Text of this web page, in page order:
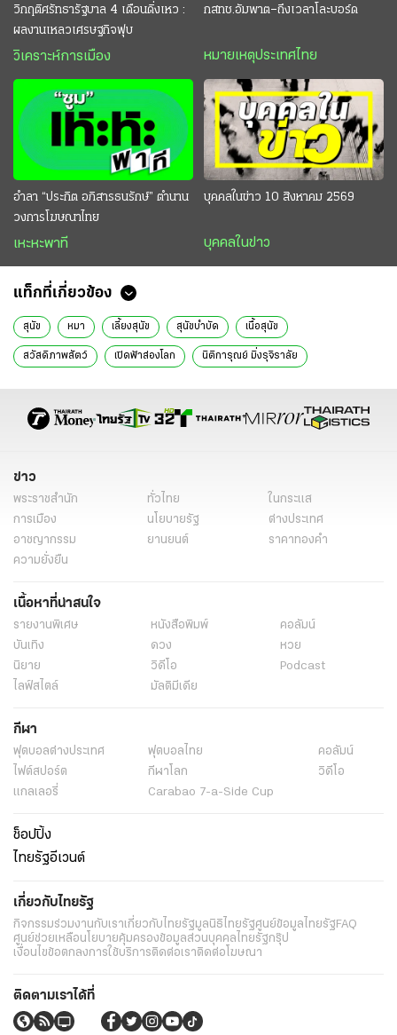
วิกฤติศรัทธารัฐบาล 4 เดือนดิ่งเหว :
ผลงานเหลวเศรษฐกิจฟุบ
วิเคราะห์การเมือง
กสทช.อัมพาต–ถึงเวลาโละบอร์ด
หมายเหตุประเทศไทย
อำลา “ประกิต อภิสารธนรักษ์” ตำนาน
วงการโฆษณาไทย
เหะหะพาที
บุคคลในข่าว 10 สิงหาคม 2569
บุคคลในข่าว
แท็กที่เกี่ยวข้อง
สุนัข หมา เลี้ยงสุนัข สุนัขบำบัด เนื้อสุนัข
สวัสดิภาพสัตว์ เปิดฟ้าส่องโลก นิติการุณย์ มิ่งรุจิราลัย
ข่าว
พระราชสำนัก ทั่วไทย
ในกระแส
การเมือง
นโยบายรัฐ
ต่างประเทศ
อาชญากรรม
ยานยนต์
ราคาทองคำ
ความยั่งยืน
เนื้อหาที่น่าสนใจ
รายงานพิเศษ หนังสือพิมพ์
คอลัมน์
บันเทิง
ดวง
หวย
นิยาย
วิดีโอ
Podcast
ไลฟ์สไตล์
มัลติมีเดีย
กีฬา
ฟุตบอลต่่างประเทศ ฟุตบอลไทย
คอลัมน์
ไฟต์สปอร์ต
กีฬาโลก
วิดีโอ
แกลเลอรี่
Carabao 7-a-Side Cup
ช็อปปิ้ง
ไทยรัฐอีเวนต์
เกี่ยวกับไทยรัฐ
กิจกรรมร่วมงานกับเราเกี่ยวกับไทยรัฐมูลนิธิไทยรัฐศูนย์ข้อมูลไทยรัฐFAQ
ศูนย์ช่วยเหลือนโยบายคุ้มครองข้อมูลส่วนบุคคลไทยรัฐกรุ๊ป
เงื่อนไขข้อตกลงการใช้บริการติดต่อเราติดต่อโฆษณา
ติดตามเราได้ที่